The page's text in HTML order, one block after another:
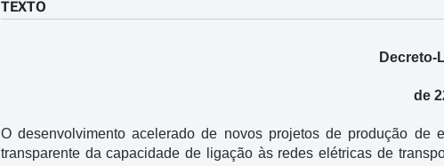
TEXTO
Decreto-
de
O desenvolvimento acelerado de novos projetos de produção
transparente da capacidade de ligação às redes elétricas de